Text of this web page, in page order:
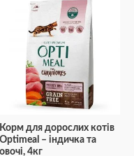
Корм для дорослих котів
Optimeal – індичка та
овочі, 4кг